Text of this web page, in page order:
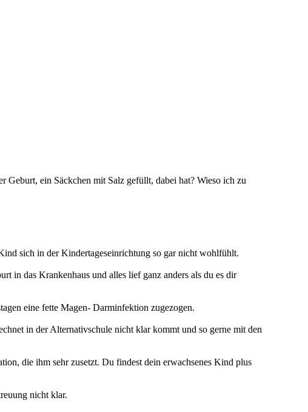
Geburt, ein Säckchen mit Salz gefüllt, dabei hat? Wieso ich zu
sich in der Kindertageseinrichtung so gar nicht wohlfühlt.
in das Krankenhaus und alles lief ganz anders als du es dir
eine fette Magen- Darminfektion zugezogen.
in der Alternativschule nicht klar kommt und so gerne mit den
die ihm sehr zusetzt. Du findest dein erwachsenes Kind plus
nicht klar.